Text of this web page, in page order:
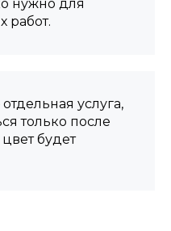
нужно для
работ.
услуга,
только после
будет